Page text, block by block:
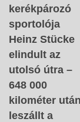
kerékpározó
sportolója
Heinz Stücke
elindult az
utolsó útra –
648 000
kilométer után
leszállt a